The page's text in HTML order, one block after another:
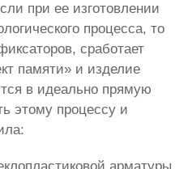
при ее изготовлении
процесса, то
сработает
памяти» и изделие
в идеально прямую
этому процессу и
арматуры